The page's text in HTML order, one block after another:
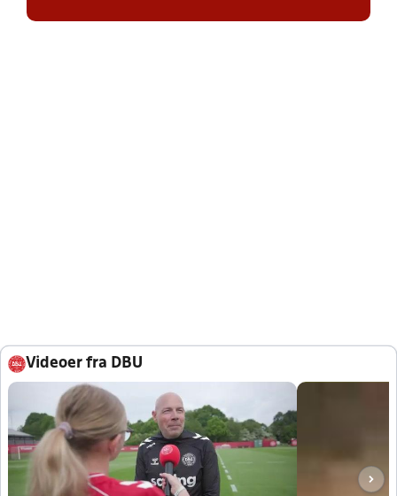
Videoer fra DBU